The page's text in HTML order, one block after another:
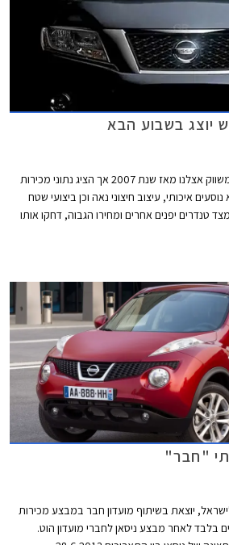
יוצג בשבוע הבא
ניסאן נבארה מהדור הנוכחי משווק אצלנו מאז שנת 2007 אך הציג נתוני מכירות
איכותי, עיצוב חיצוני נאה וכן ביצועי שטח
טנדרים יפנים אחרים ומחירו הגבוה, דחקו אותו
"חבר"
יוצאת בשיתוף מועדון חבר במבצע מכירות
בלבד לאחר מבצע ניסאן לחברי מועדון הוט.